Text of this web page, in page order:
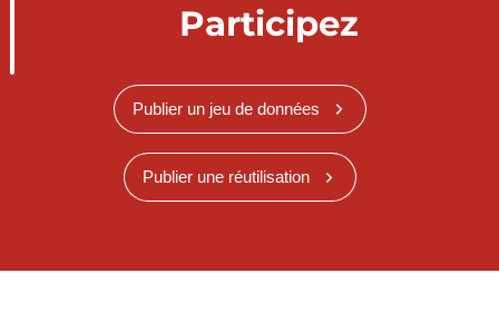
Participez
Publier un jeu de données
Publier une réutilisation